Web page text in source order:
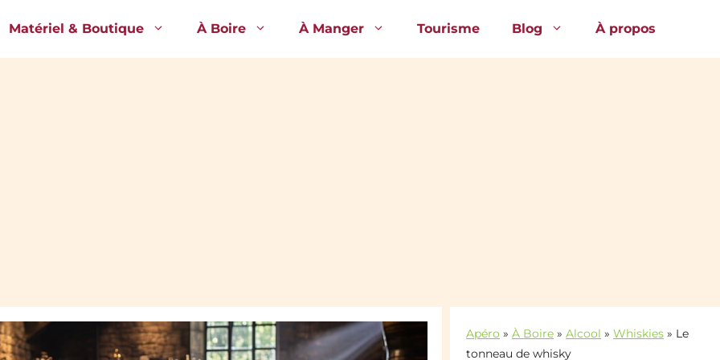
Matériel & Boutique À Boire À Manger Tourisme Blog À propos
Apéro » À Boire » Alcool » Whiskies » Le
tonneau de whisky